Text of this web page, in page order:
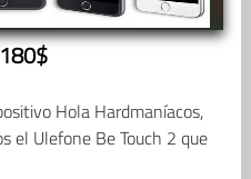
Hola Hardmaníacos,
el Ulefone Be Touch 2 que